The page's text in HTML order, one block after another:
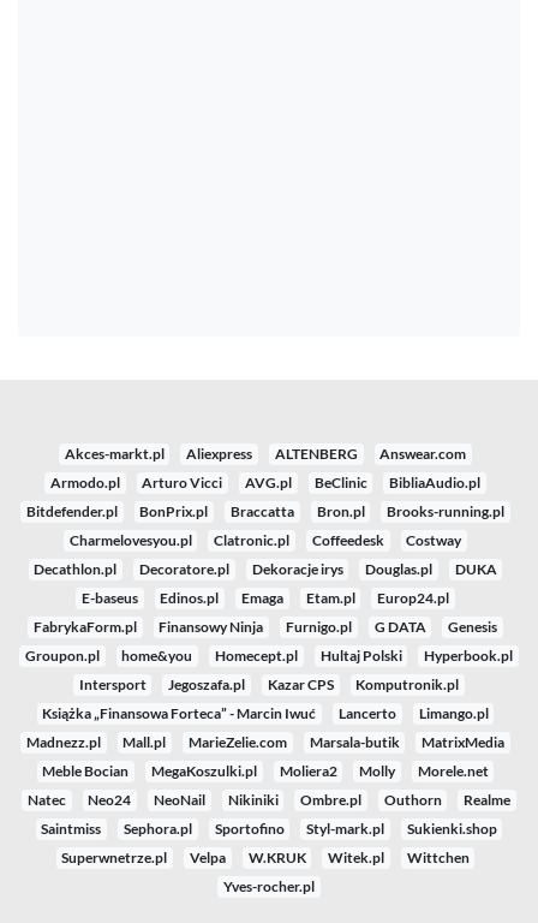
Akces-markt.pl Aliexpress ALTENBERG
Answear.com
Armodo.pl
Arturo Vicci AVG.pl BeClinic
BibliaAudio.pl
Bitdefender.pl
BonPrix.pl Braccatta Bron.pl
Brooks-running.pl
Charmelovesyou.pl
Clatronic.pl Coffeedesk
Costway
Decathlon.pl
Decoratore.pl Dekoracje irys Douglas.pl
DUKA
E-baseus
Edinos.pl Emaga Etam.pl
Europ24.pl
FabrykaForm.pl
Finansowy Ninja Furnigo.pl G DATA
Genesis
Groupon.pl
home&you Homecept.pl Hultaj Polski
Hyperbook.pl
Intersport
Jegoszafa.pl Kazar CPS
Komputronik.pl
Książka „Finansowa Forteca” - Marcin Iwuć
Lancerto
Limango.pl
Madnezz.pl
Mall.pl MarieZelie.com Marsala-butik
MatrixMedia
Meble Bocian
MegaKoszulki.pl Moliera2 Molly
Morele.net
Natec
Neo24 NeoNail Nikiniki Ombre.pl Outhorn
Realme
Saintmiss
Sephora.pl Sportofino Styl-mark.pl
Sukienki.shop
Superwnetrze.pl
Velpa W.KRUK Witek.pl
Wittchen
Yves-rocher.pl